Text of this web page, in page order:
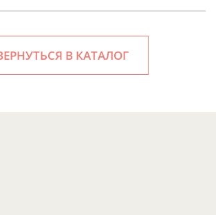
В КАТАЛОГ